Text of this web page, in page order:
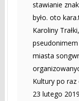
stawianie
było. oto
Karoliny
miasta
Kultury po raz
23 lutego